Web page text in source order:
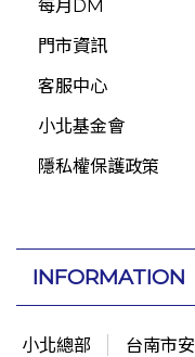
每月DM
門市資訊
客服中心
小北基金會
隱私權保護政策
INFORMATION
小北總部
台南市